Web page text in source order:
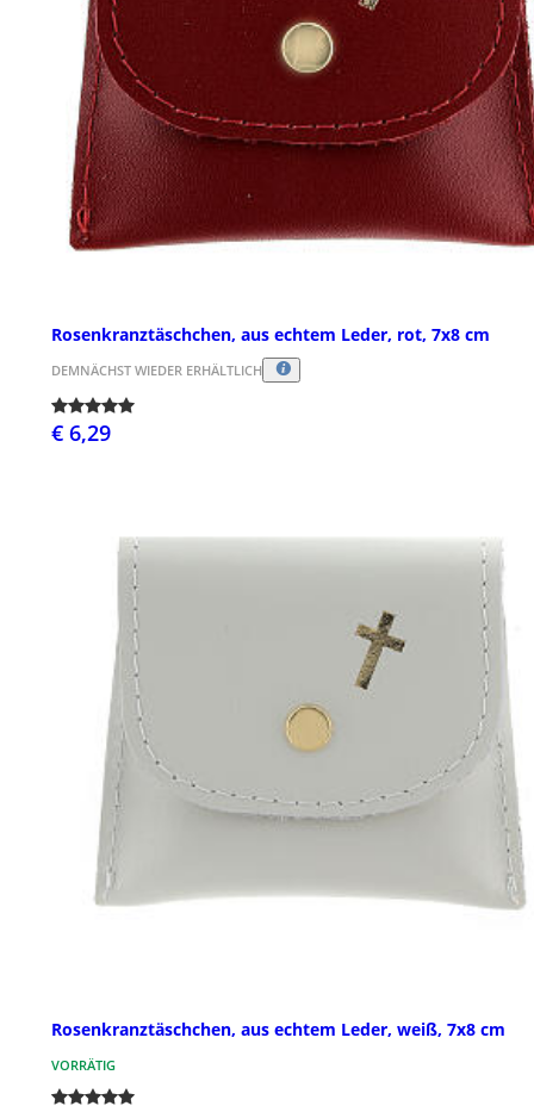
Rosenkranztäschchen, aus echtem Leder, rot, 7x8 cm
DEMNÄCHST WIEDER ERHÄLTLICH
€ 6,29
Rosenkranztäschchen, aus echtem Leder, weiß, 7x8 cm
VORRÄTIG